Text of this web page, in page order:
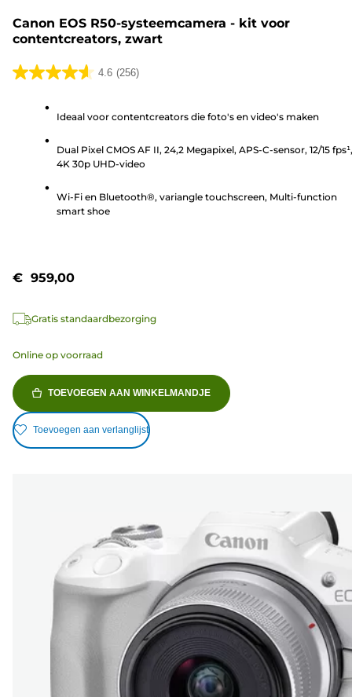
Canon EOS R50-systeemcamera - kit voor
contentcreators, zwart
4.6 (256)
4.6
sterren.
beoordelingen
Ideaal voor contentcreators die foto's en video's maken
Dual Pixel CMOS AF II, 24,2 Megapixel, APS-C-sensor, 12/15 fps¹,
4K 30p UHD-video
Wi-Fi en Bluetooth®, variangle touchscreen, Multi-function
smart shoe
€ 959,00
Gratis standaardbezorging
Online op voorraad
TOEVOEGEN AAN WINKELMANDJE
Toevoegen aan verlanglijst